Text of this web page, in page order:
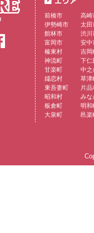
前橋市
高崎
伊勢崎市
太田
館林市
渋川
富岡市
安中
榛東村
吉岡
神流町
下仁
甘楽町
中之
嬬恋村
草津
東吾妻町
片品
昭和村
みな
板倉町
明和
大泉町
邑楽